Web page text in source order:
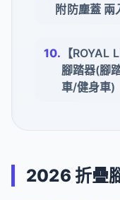
附防塵蓋 兩
【ROYAL
腳踏器(腳
車/健身車)
2026 折疊